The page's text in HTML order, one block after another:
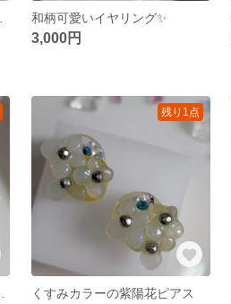
和柄可愛いイヤリング✨
3,000円
残り1点
くすみカラーの紫陽花ピアス